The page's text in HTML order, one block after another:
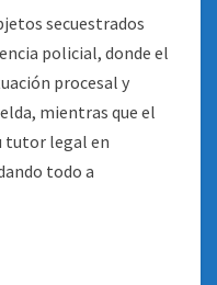
secuestrados
policial, donde el
procesal y
mientras que el
tutor legal en
todo a